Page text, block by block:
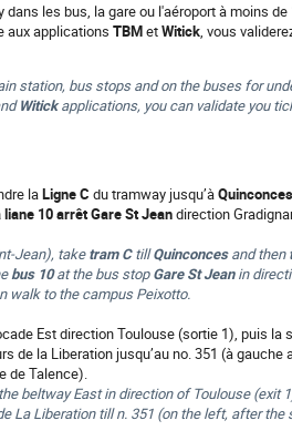
les bus, la gare ou l'aéroport à moins de
aux applications TBMetWitick, vous
station, bus stops and on the buses for
Witickapplications, you can validate you
laLigne C du tramway jusqu’àQuinconces
liane 10 arrêt Gare St Jeandirection
Jean), taketram CtillQuinconcesand then
bus 10at the bus stopGare St Jeanin
walk to the campus Peixotto.
Est direction Toulouse (sortie 1), puis la
de la Liberation jusqu’au no. 351 (à gauche
de Talence).
beltway East in direction of Toulouse (exit
La Liberation till n. 351 (on the left, after the